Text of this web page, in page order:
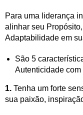
Para uma liderança
alinhar seu
Adaptabilidade em
São 5
Autenticidade
1. Tenha um forte
sua paixão,